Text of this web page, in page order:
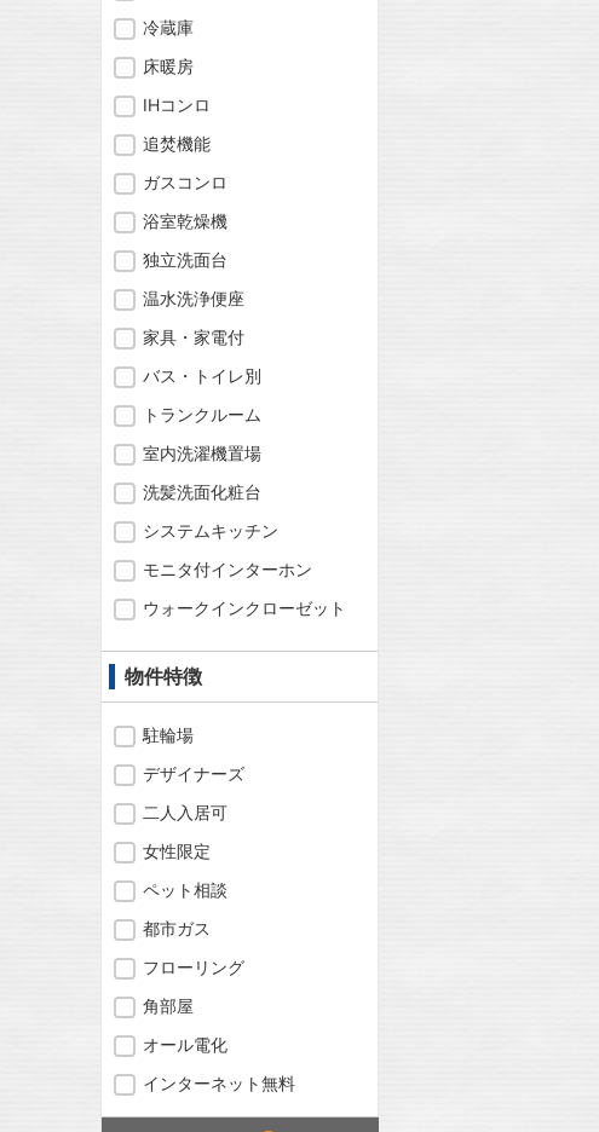
冷蔵庫
床暖房
IHコンロ
追焚機能
ガスコンロ
浴室乾燥機
独立洗面台
温水洗浄便座
家具・家電付
バス・トイレ別
トランクルーム
室内洗濯機置場
洗髪洗面化粧台
システムキッチン
モニタ付インターホン
ウォークインクローゼット
物件特徴
駐輪場
デザイナーズ
二人入居可
女性限定
ペット相談
都市ガス
フローリング
角部屋
オール電化
インターネット無料